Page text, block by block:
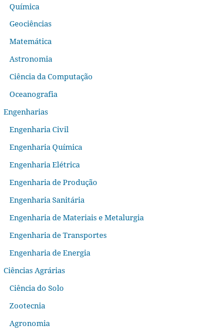
Química
Geociências
Matemática
Astronomia
Ciência da Computação
Oceanografia
Engenharias
Engenharia Civil
Engenharia Química
Engenharia Elétrica
Engenharia de Produção
Engenharia Sanitária
Engenharia de Materiais e Metalurgia
Engenharia de Transportes
Engenharia de Energia
Ciências Agrárias
Ciência do Solo
Zootecnia
Agronomia